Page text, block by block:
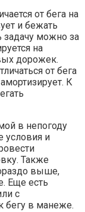
от бега на
и бежать
задачу можно за
на
дорожек.
от бега
К
в непогоду
условия и
Также
выше,
Еще есть
с
бегу в манеже.